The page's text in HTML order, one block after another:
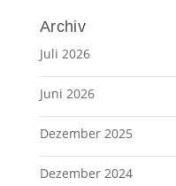
Archiv
Juli 2026
Juni 2026
Dezember 2025
Dezember 2024